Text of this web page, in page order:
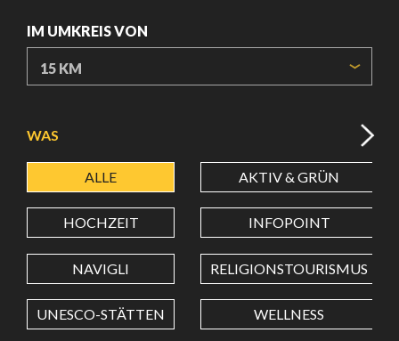
IM UMKREIS VON
BREITENGRAD
LÄNGENGRAD
Wert in Dezimalgrad. Punkt (.) als Dezimalzeichen
WAS
ALLE AKTIV & GRÜN
HOCHZEIT INFOPOINT
NAVIGLI RELIGIONSTOURISMUS
UNESCO-STÄTTEN WELLNESS